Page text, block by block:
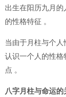
出生在阳历九月
的性格特征 。
当由于月柱与个
认识一个人的性
点 。
八字月柱与命运的